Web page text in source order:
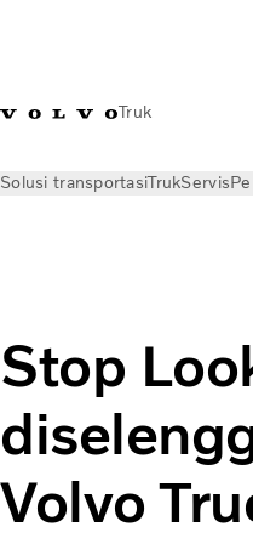
Truk
Solusi transportasiTrukServis
Stop
Volvo